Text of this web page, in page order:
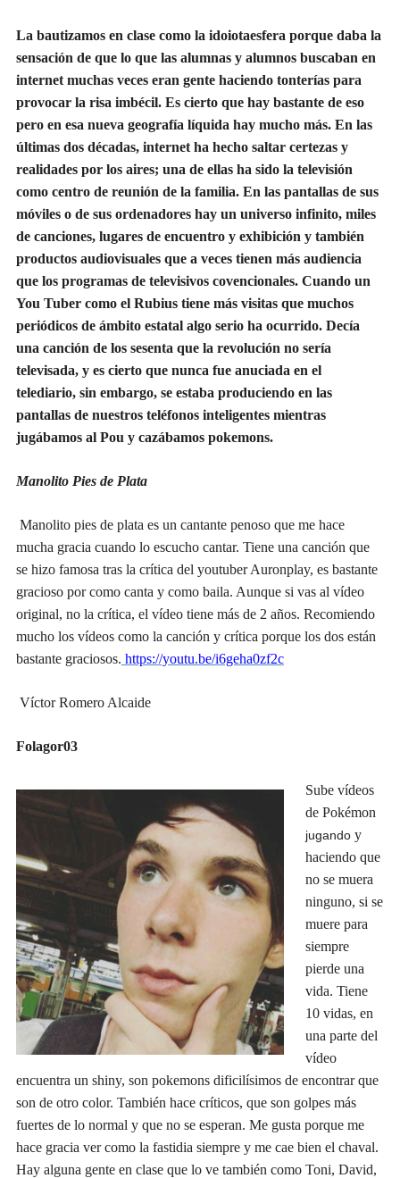
La bautizamos en clase como la idoiotaesfera porque daba la
sensación de que lo que las alumnas y alumnos buscaban en
internet muchas veces eran gente haciendo tonterías para
provocar la risa imbécil. Es cierto que hay bastantede eso
pero en esa nueva geografía líquida hay mucho más. En las
últimas dos décadas, internet ha hecho saltar certezas y
realidades por los aires; una de ellas ha sido la televisión
como centro de reunión de la familia. En las pantallas de sus
móviles o de sus ordenadores hay un universo infinito, miles
de canciones, lugares de encuentro y exhibición y también
productos audiovisuales que a veces tienen más audiencia
que los programas de televisivos covencionales. Cuando un
You Tuber como el Rubius tiene más visitas que muchos
periódicos de ámbito estatal algo serio ha ocurrido. Decía
una canción de los sesenta que la revolución no sería
televisada, y es cierto que nunca fue anuciada en el
telediario, sin embargo, se estaba produciendo en las
pantallasde nuestrosteléfonosinteligentes mientras
jugábamos al Pou y cazábamos pokemons.
Manolito Pies de Plata
Manolito pies de plata es un cantante penoso que me hace
mucha gracia cuando lo escucho cantar. Tiene una canción que
se hizo famosa tras la crítica del youtuber Auronplay, es bastante
gracioso por como canta y como baila. Aunque si vas al vídeo
original, no la crítica, el vídeo tiene más de 2 años. Recomiendo
mucho los vídeos como la canción y crítica porque los dos están
bastante graciosos. https://youtu.be/i6geha0zf2c
Víctor Romero Alcaide
Folagor03
Sube vídeos
de Pokémon
jugando y
haciendo que
no se muera
ninguno, si se
muere para
siempre
pierde una
vida. Tiene
10 vidas, en
una parte del
vídeo
encuentra un shiny, son pokemons dificilísimos de encontrar que
son de otro color. También hace críticos, que son golpes más
fuertes de lo normal y que no se esperan. Me gusta porque me
hace gracia ver como la fastidia siempre y me cae bien el chaval.
Hay alguna gente en clase que lo ve también como Toni, David,